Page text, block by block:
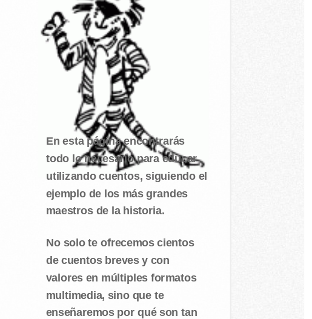
En esta página encontrarás
todo lo necesario para educar
utilizando cuentos, siguiendo el
ejemplo de los más grandes
maestros de la historia.
No solo te ofrecemos cientos
de cuentos breves y con
valores en múltiples formatos
multimedia, sino que te
enseñaremos por qué son tan